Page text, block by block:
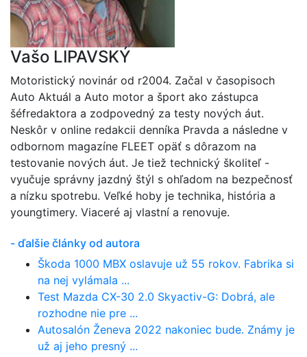
Vašo LIPAVSKÝ
Motoristický novinár od r2004. Začal v časopisoch
Auto Aktuál a Auto motor a šport ako zástupca
šéfredaktora a zodpovedný za testy nových áut.
Neskôr v online redakcii denníka Pravda a následne v
odbornom magazíne FLEET opäť s dôrazom na
testovanie nových áut. Je tiež technický školiteľ -
vyučuje správny jazdný štýl s ohľadom na bezpečnosť
a nízku spotrebu. Veľké hoby je technika, história a
youngtimery. Viaceré aj vlastní a renovuje.
- ďalšie články od autora
Škoda 1000 MBX oslavuje už 55 rokov. Fabrika si
na nej vylámala ...
Test Mazda CX-30 2.0 Skyactiv-G: Dobrá, ale
rozhodne nie pre ...
Autosalón Ženeva 2022 nakoniec bude. Známy je
už aj jeho presný ...